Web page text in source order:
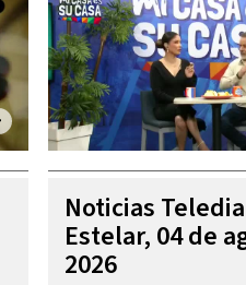
Noticias
Estelar, 04 de
2026